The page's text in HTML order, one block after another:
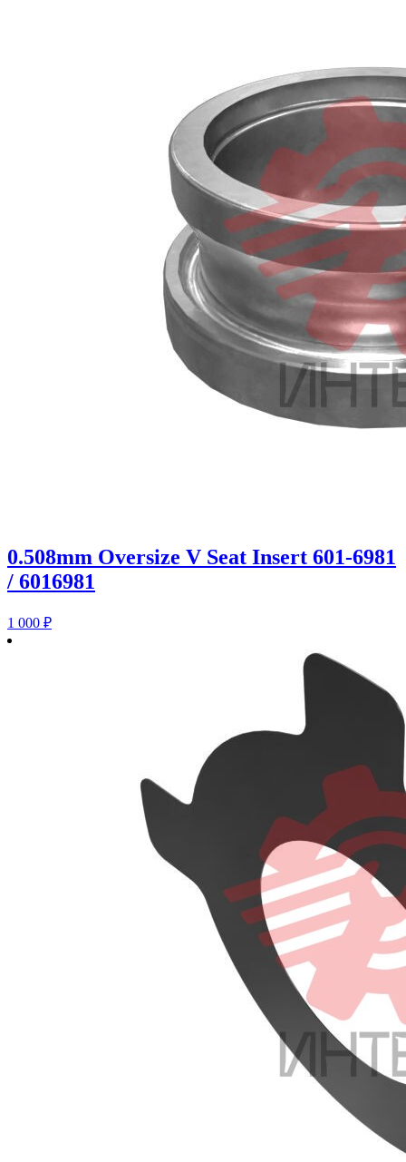
0.508mm Oversize V Seat Insert 601-6981
/ 6016981
1 000 ₽